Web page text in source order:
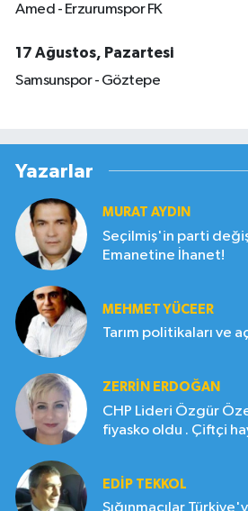
Amed - Erzurumspor FK
17 Ağustos, Pazartesi
Samsunspor - Göztepe
Yazarlar
MURAT AYDIN
Seçilmiş'in parti
Emanetine İhanet!
MEHMET YÜCEER
Tarım politikaları ve
ZERRIN ERDOĞAN
CHP Lideri Özgür
fiyasko oldu . Çiftçi
EDIP TEKKOL